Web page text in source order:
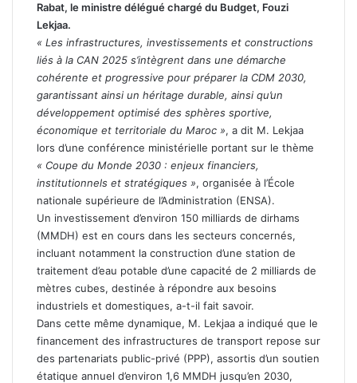
Rabat, le ministre délégué chargé du Budget, Fouzi
Lekjaa.
« Les infrastructures, investissements et constructions
liés à la CAN 2025 s’intègrent dans une démarche
cohérente et progressive pour préparer la CDM 2030,
garantissant ainsi un héritage durable, ainsi qu’un
développement optimisé des sphères sportive,
économique et territoriale du Maroc », a dit M. Lekjaa
lors d’une conférence ministérielle portant sur le thème
« Coupe du Monde 2030 : enjeux financiers,
institutionnels et stratégiques », organisée à l’École
nationale supérieure de l’Administration (ENSA).
Un investissement d’environ 150 milliards de dirhams
(MMDH) est en cours dans les secteurs concernés,
incluant notamment la construction d’une station de
traitement d’eau potable d’une capacité de 2 milliards de
mètres cubes, destinée à répondre aux besoins
industriels et domestiques, a-t-il fait savoir.
Dans cette même dynamique, M. Lekjaa a indiqué que le
financement des infrastructures de transport repose sur
des partenariats public-privé (PPP), assortis d’un soutien
étatique annuel d’environ 1,6 MMDH jusqu’en 2030,